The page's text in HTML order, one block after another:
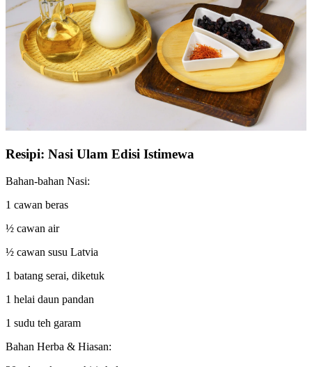
Resipi: Nasi Ulam Edisi Istimewa
Bahan-bahan Nasi:
1 cawan beras
½ cawan air
½ cawan susu Latvia
1 batang serai, diketuk
1 helai daun pandan
1 sudu teh garam
Bahan Herba & Hiasan: